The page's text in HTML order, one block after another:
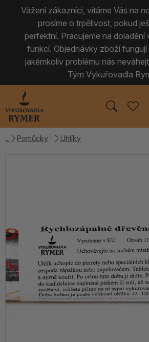
Vážení zákazníci, vítáme Vás na
prosíme o trpělivost, pokud
perfektní. Pracujeme na doladění
funkcí. Objednávky zboží
jakémkoliv problému nás
Tým Vykuřovadla
Pomůcky Uhlíky